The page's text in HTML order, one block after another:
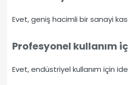
Evet, geniş hacimli bir sanayi
Profesyonel kullanım
Evet, endüstriyel kullanım için